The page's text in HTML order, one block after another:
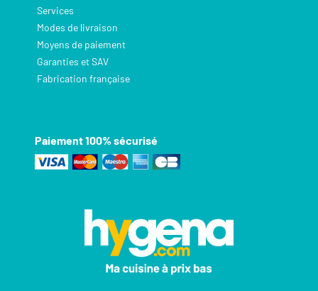
Services
Modes de livraison
Moyens de paiement
Garanties et SAV
Fabrication française
Paiement 100% sécurisé